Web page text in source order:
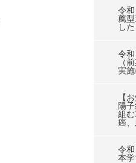
令
薦
した
令
（
実
【
陽
組
癌
令
本